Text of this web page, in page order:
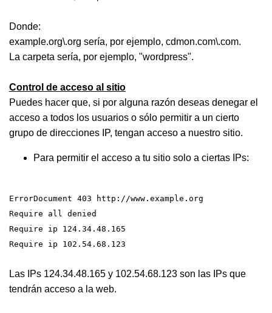
Donde:
example.org\.org sería, por ejemplo, cdmon.com\.com.
La carpeta sería, por ejemplo, "wordpress".
Control de acceso al sitio
Puedes hacer que, si por alguna razón deseas denegar el
acceso a todos los usuarios o sólo permitir a un cierto
grupo de direcciones IP, tengan acceso a nuestro sitio.
Para permitir el acceso a tu sitio solo a ciertas IPs:
ErrorDocument 403 http://www.example.org
Require all denied
Require ip 124.34.48.165
Require ip 102.54.68.123
Las IPs 124.34.48.165 y 102.54.68.123 son las IPs que
tendrán acceso a la web.